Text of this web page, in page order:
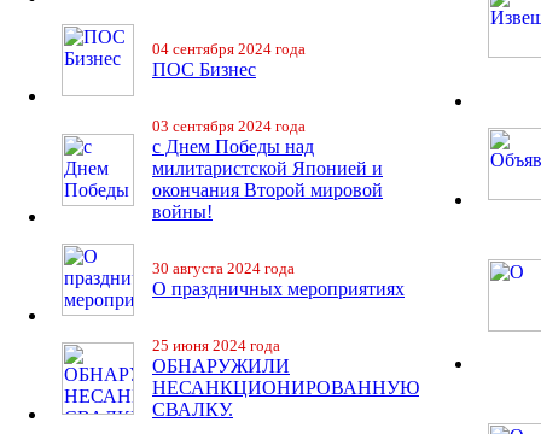
04 сентября 2024 года
ПОС Бизнес
03 сентября 2024 года
с Днем Победы над
милитаристской Японией и
окончания Второй мировой
войны!
30 августа 2024 года
О праздничных мероприятиях
25 июня 2024 года
ОБНАРУЖИЛИ
НЕСАНКЦИОНИРОВАННУЮ
СВАЛКУ.